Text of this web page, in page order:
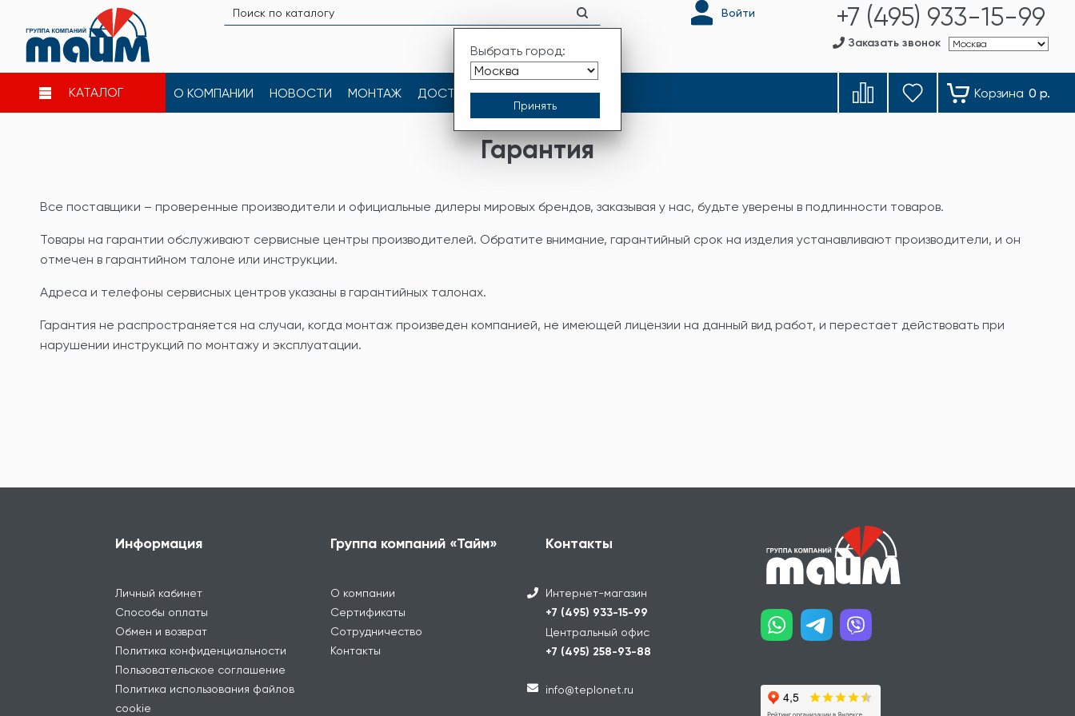
Выбрать город:
Войти +7 (495) 933-15-99
Заказать звонок
КАТАЛОГ О КОМПАНИИ НОВОСТИ МОНТАЖ ДОСТАВКА КОНТАКТЫ Корзина 0 р.
Гарантия
Все поставщики – проверенные производители и официальные дилеры мировых брендов, заказывая у нас, будьте уверены в подлинности товаров.
Товары на гарантии обслуживают сервисные центры производителей. Обратите внимание, гарантийный срок на изделия устанавливают производители, и он
отмечен в гарантийном талоне или инструкции.
Адреса и телефоны сервисных центров указаны в гарантийных талонах.
Гарантия не распространяется на случаи, когда монтаж произведен компанией, не имеющей лицензии на данный вид работ, и перестает действовать при
нарушении инструкций по монтажу и эксплуатации.
Информация
Личный кабинет
Способы оплаты
Обмен и возврат
Политика конфиденциальности
Пользовательское соглашение
Политика использования файлов
cookie
Группа компаний «Тайм»
О компании
Сертификаты
Сотрудничество
Контакты
Контакты
Интернет-магазин
+7 (495) 933-15-99
Центральный офис
+7 (495) 258-93-88
info@teplonet.ru